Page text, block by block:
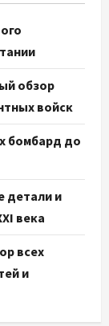
обзор
войск
бомбард до
детали и
века
всех
и